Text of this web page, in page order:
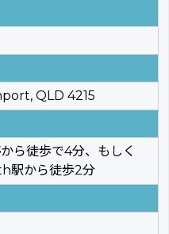
QLD 4215
ら徒歩で4分、もしく
駅から徒歩2分